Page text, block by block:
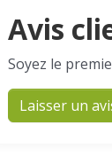
Avis
Soyez le
Laisser un